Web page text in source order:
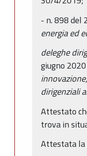
- n. 898 del
energia ed
deleghe
giugno 2020
dirigenziali
Attestato
trova in
Attestata